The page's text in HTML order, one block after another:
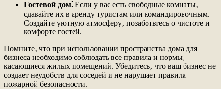
Гостевой дом⁚ Если у вас есть свободные комнаты‚
сдавайте их в аренду туристам или командировочным.
Создайте уютную атмосферу‚ позаботьтесь о чистоте и
комфорте гостей.
Помните‚ что при использовании пространства дома для
бизнеса необходимо соблюдать все правила и нормы‚
касающиеся жилых помещений. Убедитесь‚ что ваш бизнес не
создает неудобств для соседей и не нарушает правила
пожарной безопасности.